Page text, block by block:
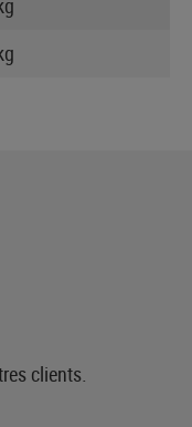
clients.